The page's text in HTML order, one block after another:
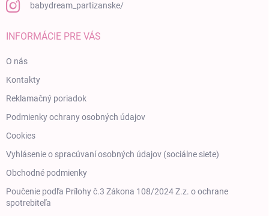
babydream_partizanske/
INFORMÁCIE PRE VÁS
O nás
Kontakty
Reklamačný poriadok
Podmienky ochrany osobných údajov
Cookies
Vyhlásenie o spracúvaní osobných údajov (sociálne siete)
Obchodné podmienky
Poučenie podľa Prílohy č.3 Zákona 108/2024 Z.z. o ochrane
spotrebiteľa